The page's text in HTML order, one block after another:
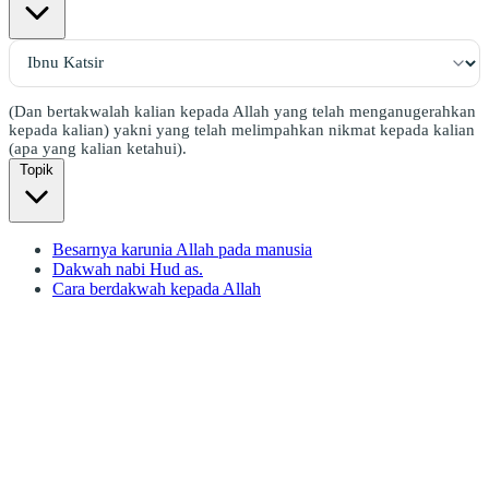
(Dan bertakwalah kalian kepada Allah yang telah menganugerahkan
kepada kalian) yakni yang telah melimpahkan nikmat kepada kalian
(apa yang kalian ketahui).
Topik
Besarnya karunia Allah pada manusia
Dakwah nabi Hud as.
Cara berdakwah kepada Allah